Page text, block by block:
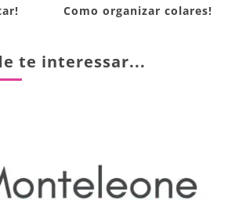
Como organizar colares!
te interessar...